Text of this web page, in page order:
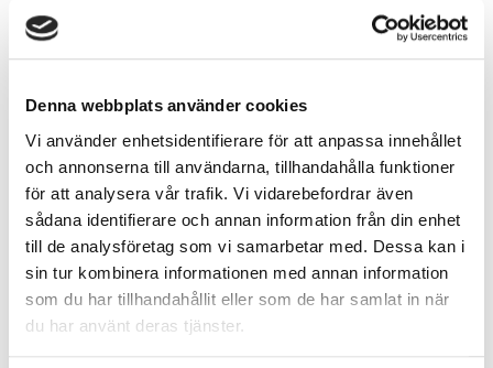
Denna webbplats använder cookies
Vi använder enhetsidentifierare för att anpassa innehållet
och annonserna till användarna, tillhandahålla funktioner
för att analysera vår trafik. Vi vidarebefordrar även
sådana identifierare och annan information från din enhet
till de analysföretag som vi samarbetar med. Dessa kan i
sin tur kombinera informationen med annan information
som du har tillhandahållit eller som de har samlat in när
du har använt deras tjänster.
794,00